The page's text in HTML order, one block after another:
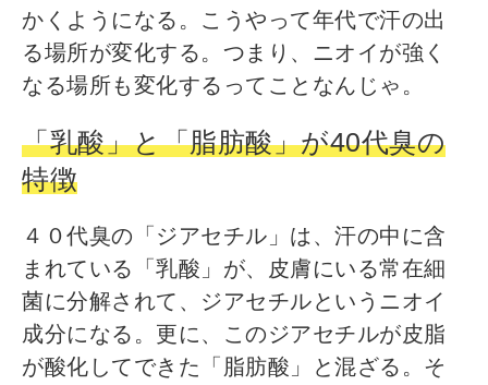
かくようになる。こうやって年代で汗の出
る場所が変化する。つまり、ニオイが強く
なる場所も変化するってことなんじゃ。
「乳酸」と「脂肪酸」が40代臭の
特徴
４０代臭の「ジアセチル」は、汗の中に含
まれている「乳酸」が、皮膚にいる常在細
菌に分解されて、ジアセチルというニオイ
成分になる。更に、このジアセチルが皮脂
が酸化してできた「脂肪酸」と混ざる。そ